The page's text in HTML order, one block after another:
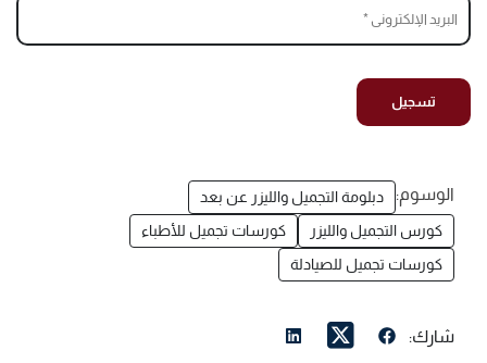
الوسوم:
دبلومة التجميل والليزر عن بعد
كورس التجميل والليزر
كورسات تجميل للأطباء
كورسات تجميل للصيادلة
شارك: